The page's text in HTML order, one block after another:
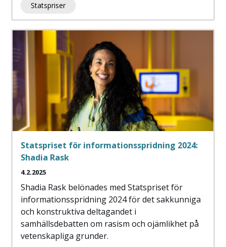
Statspriser
Statspriset för informationsspridning 2024:
Shadia Rask
4.2.2025
Shadia Rask belönades med Statspriset för
informationsspridning 2024 för det sakkunniga
och konstruktiva deltagandet i
samhällsdebatten om rasism och ojämlikhet på
vetenskapliga grunder.